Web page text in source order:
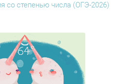
со степенью числа (ОГЭ-2026)